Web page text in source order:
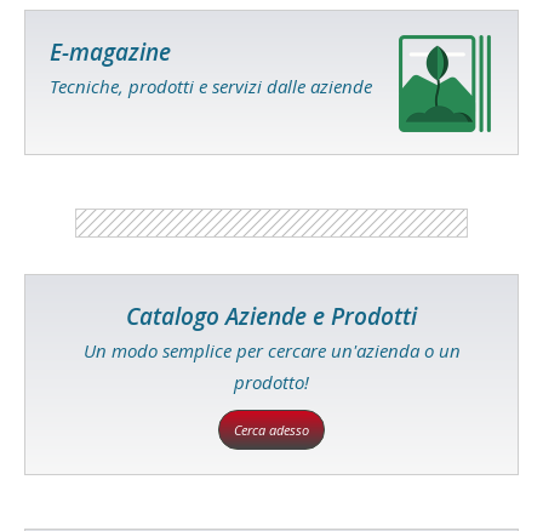
E-magazine
Tecniche, prodotti e servizi dalle aziende
Catalogo Aziende e Prodotti
Un modo semplice per cercare un'azienda o un
prodotto!
Cerca adesso